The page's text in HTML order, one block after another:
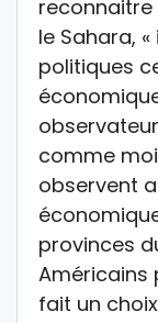
reconnaitre
le Sahara,
politiques
comme
observent
provinces
Américains
fait un